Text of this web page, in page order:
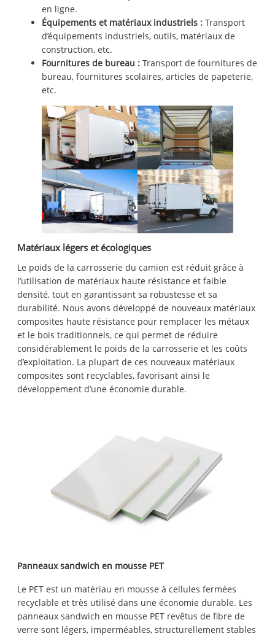
en ligne.
Équipements et matériaux industriels : Transport
d’équipements industriels, outils, matériaux de
construction, etc.
Fournitures de bureau : Transport de fournitures de
bureau, fournitures scolaires, articles de papeterie,
etc.
Matériaux légers et écologiques
Le poids de la carrosserie du camion est réduit grâce à
l’utilisation de matériaux haute résistance et faible
densité, tout en garantissant sa robustesse et sa
durabilité. Nous avons développé de nouveaux matériaux
composites haute résistance pour remplacer les métaux
et le bois traditionnels, ce qui permet de réduire
considérablement le poids de la carrosserie et les coûts
d’exploitation. La plupart de ces nouveaux matériaux
composites sont recyclables, favorisant ainsi le
développement d’une économie durable.
Panneaux sandwich en mousse PET
Le PET est un matériau en mousse à cellules fermées
recyclable et très utilisé dans une économie durable. Les
panneaux sandwich en mousse PET revêtus de fibre de
verre sont légers, imperméables, structurellement stables